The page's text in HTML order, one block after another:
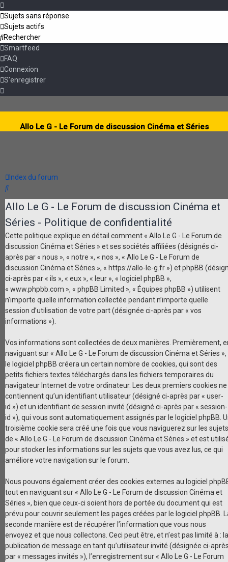
Sujets sans réponse
Sujets actifs
Rechercher
Smartfeed
FAQ
Connexion
S’enregistrer
Allo Le G - Le Forum de discussion Cinéma et Séries
Index du forum
Rechercher
Allo Le G - Le Forum de discussion Cinéma et
Séries - Politique de confidentialité
Cette politique explique en détail comment « Allo Le G - Le Forum de
discussion Cinéma et Séries » et ses sociétés affiliées (désignés ci-
après par « nous », « notre », « nos », « Allo Le G - Le Forum de
discussion Cinéma et Séries », « https://allo-le-g.fr ») et phpBB
ci-après par « ils », « eux », « leur », « logiciel phpBB »,
« www.phpbb.com », « phpBB Limited », « Équipes phpBB ») utilisent
n’importe quelle information collectée pendant n’importe quelle
session d’utilisation de votre part (désignée ci-après par « vos
informations »).
Vos informations sont collectées de deux manières. Premièrement,
naviguant sur « Allo Le G - Le Forum de discussion Cinéma et Séries »,
le logiciel phpBB créera un certain nombre de cookies, qui sont des
petits fichiers textes téléchargés dans les fichiers temporaires du
navigateur Internet de votre ordinateur. Les deux premiers cookies ne
contiennent qu’un identifiant utilisateur (désigné ci-après par « user-
id ») et un identifiant de session invité (désigné ci-après par « session-
id »), qui vous sont automatiquement assignés par le logiciel phpBB.
troisième cookie sera créé une fois que vous naviguerez sur les sujets
de « Allo Le G - Le Forum de discussion Cinéma et Séries » et est
pour stocker les informations sur les sujets que vous avez lus, ce qui
améliore votre navigation sur le forum.
Nous pouvons également créer des cookies externes au logiciel
tout en naviguant sur « Allo Le G - Le Forum de discussion Cinéma et
Séries », bien que ceux-ci soient hors de portée du document qui est
prévu pour couvrir seulement les pages créées par le logiciel phpBB.
seconde manière est de récupérer l’information que vous nous
envoyez et que nous collectons. Ceci peut être, et n’est pas limité à : la
publication de message en tant qu’utilisateur invité (désignée ci-
par « messages invités »), l’enregistrement sur « Allo Le G - Le Forum